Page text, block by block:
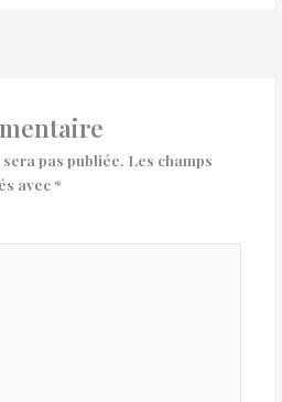
pas publiée. Les champs
avec *